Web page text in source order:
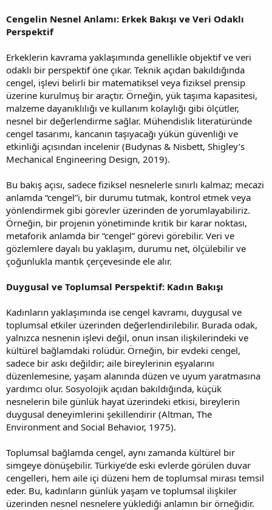
Cengelin Nesnel Anlamı: Erkek Bakışı ve Veri Odaklı
Perspektif
Erkeklerin kavrama yaklaşımında genellikle objektif ve veri
odaklı bir perspektif öne çıkar. Teknik açıdan bakıldığında
cengel, işlevi belirli bir matematiksel veya fiziksel prensip
üzerine kurulmuş bir araçtır. Örneğin, yük taşıma kapasitesi,
malzeme dayanıklılığı ve kullanım kolaylığı gibi ölçütler,
nesnel bir değerlendirme sağlar. Mühendislik literatüründe
cengel tasarımı, kancanın taşıyacağı yükün güvenliği ve
etkinliği açısından incelenir (Budynas & Nisbett, Shigley’s
Mechanical Engineering Design, 2019).
Bu bakış açısı, sadece fiziksel nesnelerle sınırlı kalmaz; mecazi
anlamda “cengel”i, bir durumu tutmak, kontrol etmek veya
yönlendirmek gibi görevler üzerinden de yorumlayabiliriz.
Örneğin, bir projenin yönetiminde kritik bir karar noktası,
metaforik anlamda bir “cengel” görevi görebilir. Veri ve
gözlemlere dayalı bu yaklaşım, durumu net, ölçülebilir ve
çoğunlukla mantık çerçevesinde ele alır.
Duygusal ve Toplumsal Perspektif: Kadın Bakışı
Kadınların yaklaşımında ise cengel kavramı, duygusal ve
toplumsal etkiler üzerinden değerlendirilebilir. Burada odak,
yalnızca nesnenin işlevi değil, onun insan ilişkilerindeki ve
kültürel bağlamdaki rolüdür. Örneğin, bir evdeki cengel,
sadece bir askı değildir; aile bireylerinin eşyalarını
düzenlemesine, yaşam alanında düzen ve uyum yaratmasına
yardımcı olur. Sosyolojik açıdan bakıldığında, küçük
nesnelerin bile günlük hayat üzerindeki etkisi, bireylerin
duygusal deneyimlerini şekillendirir (Altman, The
Environment and Social Behavior, 1975).
Toplumsal bağlamda cengel, aynı zamanda kültürel bir
simgeye dönüşebilir. Türkiye’de eski evlerde görülen duvar
cengelleri, hem aile içi düzeni hem de toplumsal mirası temsil
eder. Bu, kadınların günlük yaşam ve toplumsal ilişkiler
üzerinden nesnel nesnelere yüklediği anlamın bir örneğidir.